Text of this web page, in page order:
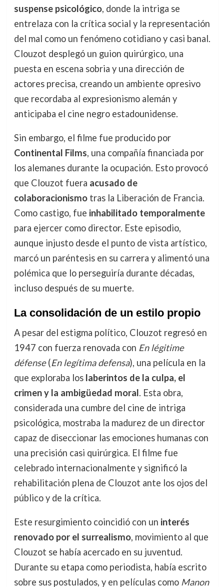
suspense psicológico, donde la intriga se
entrelaza con la crítica social y la representación
del mal como un fenómeno cotidiano y casi banal.
Clouzot desplegó un guion quirúrgico, una
puesta en escena sobria y una dirección de
actores precisa, creando un ambiente opresivo
que recordaba al expresionismo alemán y
anticipaba el cine negro estadounidense.
Sin embargo, el filme fue producido por
Continental Films, una compañía financiada por
los alemanes durante la ocupación. Esto provocó
que Clouzot fuera acusado de
colaboracionismotras la Liberación de Francia.
Como castigo, fue inhabilitado temporalmente
para ejercer como director. Este episodio,
aunque injusto desde el punto de vista artístico,
marcó un paréntesis en su carrera y alimentó una
polémica que lo perseguiría durante décadas,
incluso después de su muerte.
La consolidación de un estilo propio
A pesar del estigma político, Clouzot regresó en
1947 con fuerza renovada con En légitime
défense(En legítima defensa), una película en la
que exploraba los laberintos de la culpa, el
crimen y la ambigüedad moral. Esta obra,
considerada una cumbre del cine de intriga
psicológica, mostraba la madurez de un director
capaz de diseccionar las emociones humanas con
una precisión casi quirúrgica. El filme fue
celebrado internacionalmente y significó la
rehabilitación plena de Clouzot ante los ojos del
público y de la crítica.
Este resurgimiento coincidió con un interés
renovado por el surrealismo, movimiento al que
Clouzot se había acercado en su juventud.
Durante su etapa como periodista, había escrito
sobre sus postulados, y en películas como Manon